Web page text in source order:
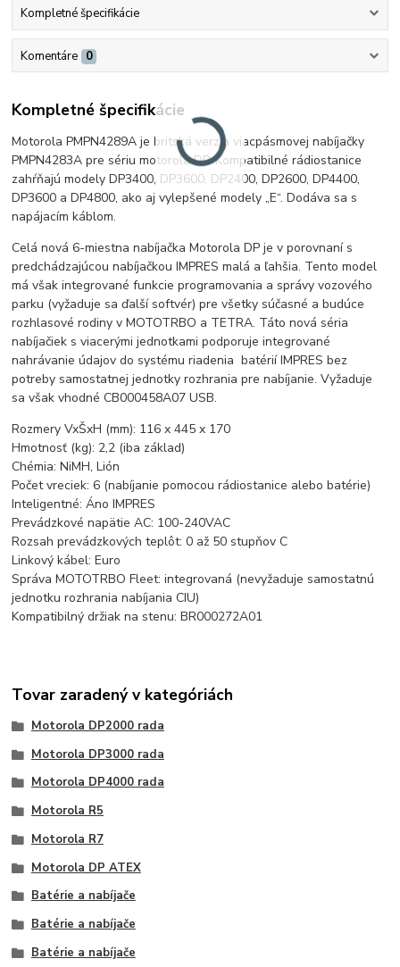
Kompletné špecifikácie
Komentáre 0
Kompletné špecifikácie
Motorola PMPN4289A je britská verzia viacpásmovej nabíjačky
PMPN4283A pre sériu motorola DP. Kompatibilné rádiostanice
zahŕňajú modely DP3400, DP3600, DP2400, DP2600, DP4400,
DP3600 a DP4800, ako aj vylepšené modely „E“. Dodáva sa s
napájacím káblom.
Celá nová 6-miestna nabíjačka Motorola DP je v porovnaní s
predchádzajúcou nabíjačkou IMPRES malá a ľahšia. Tento model
má však integrované funkcie programovania a správy vozového
parku (vyžaduje sa ďalší softvér) pre všetky súčasné a budúce
rozhlasové rodiny v MOTOTRBO a TETRA. Táto nová séria
nabíjačiek s viacerými jednotkami podporuje integrované
nahrávanie údajov do systému riadenia batérií IMPRES bez
potreby samostatnej jednotky rozhrania pre nabíjanie. Vyžaduje
sa však vhodné CB000458A07 USB.
Rozmery VxŠxH (mm): 116 x 445 x 170
Hmotnosť (kg): 2,2 (iba základ)
Chémia: NiMH, Lión
Počet vreciek: 6 (nabíjanie pomocou rádiostanice alebo batérie)
Inteligentné: Áno IMPRES
Prevádzkové napätie AC: 100-240VAC
Rozsah prevádzkových teplôt: 0 až 50 stupňov C
Linkový kábel: Euro
Správa MOTOTRBO Fleet: integrovaná (nevyžaduje samostatnú
jednotku rozhrania nabíjania CIU)
Kompatibilný držiak na stenu: BR000272A01
Tovar zaradený v kategóriách
Motorola DP2000 rada
Motorola DP3000 rada
Motorola DP4000 rada
Motorola R5
Motorola R7
Motorola DP ATEX
Batérie a nabíjače
Batérie a nabíjače
Batérie a nabíjače